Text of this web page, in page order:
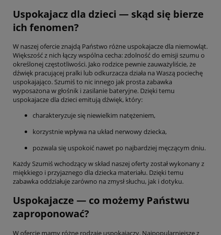
Uspokajacz dla dzieci — skąd się bierze
ich fenomen?
W naszej ofercie znajdą Państwo różne uspokajacze dla niemowląt.
Większość z nich łączy wspólna cecha: zdolność do emisji szumu o
określonej częstotliwości. Jako rodzice pewnie zauważyliście, że
dźwięk pracującej pralki lub odkurzacza działa na Waszą pociechę
uspokajająco. Szumiś to nic innego jak prosta zabawka
wyposażona w głośnik i zasilanie bateryjne. Dzięki temu
uspokajacze dla dzieci emitują dźwięk, który:
charakteryzuje się niewielkim natężeniem,
korzystnie wpływa na układ nerwowy dziecka,
pozwala się uspokoić nawet po najbardziej męczącym dniu.
Każdy Szumiś wchodzący w skład naszej oferty został wykonany z
miękkiego i przyjaznego dla dziecka materiału. Dzięki temu
zabawka oddziałuje zarówno na zmysł słuchu, jak i dotyku.
Uspokajacze — co możemy Państwu
zaproponować?
W ofercie mamy różne rodzaje uspokajaczy. Najpopularniejsze z